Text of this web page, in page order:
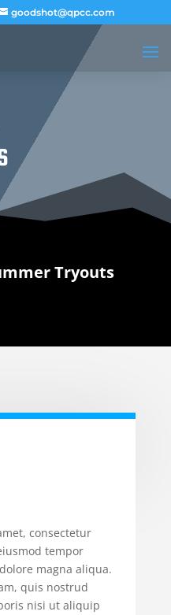
goodshot@qpcc.com
Tryouts
consectetur
tempor
magna aliqua.
quis nostrud
nisi ut aliquip